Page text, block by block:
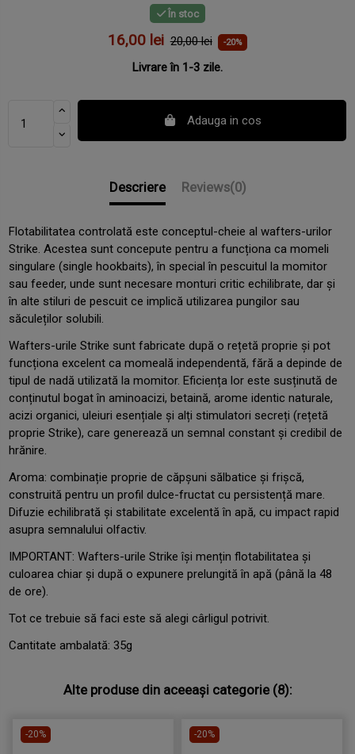
În stoc
16,00 lei 20,00 lei -20%
Livrare în 1-3 zile.
Adauga in cos
Descriere Reviews(0)
Flotabilitatea controlată este conceptul-cheie al wafters-urilor
Strike. Acestea sunt concepute pentru a funcționa ca momeli
singulare (single hookbaits), în special în pescuitul la momitor
sau feeder, unde sunt necesare monturi critic echilibrate, dar și
în alte stiluri de pescuit ce implică utilizarea pungilor sau
săculeților solubili.
Wafters-urile Strike sunt fabricate după o rețetă proprie și pot
funcționa excelent ca momeală independentă, fără a depinde de
tipul de nadă utilizată la momitor. Eficiența lor este susținută de
conținutul bogat în aminoacizi, betaină, arome identic naturale,
acizi organici, uleiuri esențiale și alți stimulatori secreți (rețetă
proprie Strike), care generează un semnal constant și credibil de
hrănire.
Aroma: combinație proprie de căpșuni sălbatice și frișcă,
construită pentru un profil dulce-fructat cu persistență mare.
Difuzie echilibrată și stabilitate excelentă în apă, cu impact rapid
asupra semnalului olfactiv.
IMPORTANT: Wafters-urile Strike își mențin flotabilitatea și
culoarea chiar și după o expunere prelungită în apă (până la 48
de ore).
Tot ce trebuie să faci este să alegi cârligul potrivit.
Cantitate ambalată: 35g
Alte produse din aceeași categorie (8):
-20% -20%